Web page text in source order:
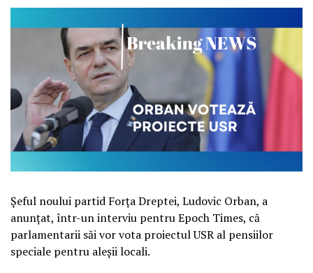
Şeful noului partid Forţa Dreptei, Ludovic Orban, a
anunţat, într-un interviu pentru Epoch Times, că
parlamentarii săi vor vota proiectul USR al pensiilor
speciale pentru aleşii locali.